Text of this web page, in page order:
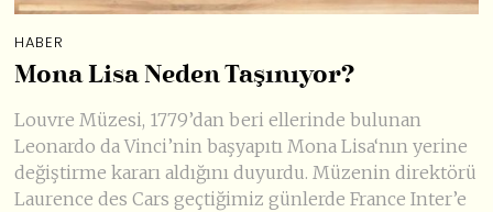
HABER
Mona Lisa Neden Taşınıyor?
Louvre Müzesi, 1779’dan beri ellerinde bulunan
Leonardo da Vinci’nin başyapıtı Mona Lisa‘nın yerine
değiştirme kararı aldığını duyurdu. Müzenin direktörü
Laurence des Cars geçtiğimiz günlerde France Inter’e